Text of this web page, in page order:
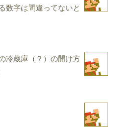
数字は間違ってないと
冷蔵庫（？）の開け方